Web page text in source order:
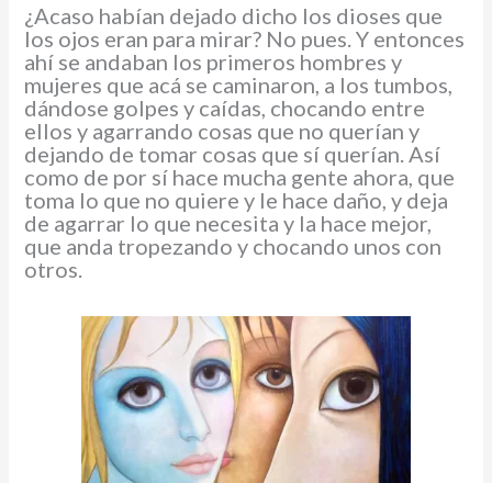
¿Acaso habían dejado dicho los dioses que
los ojos eran para mirar? No pues. Y entonces
ahí se andaban los primeros hombres y
mujeres que acá se caminaron, a los tumbos,
dándose golpes y caídas, chocando entre
ellos y agarrando cosas que no querían y
dejando de tomar cosas que sí querían. Así
como de por sí hace mucha gente ahora, que
toma lo que no quiere y le hace daño, y deja
de agarrar lo que necesita y la hace mejor,
que anda tropezando y chocando unos con
otros.